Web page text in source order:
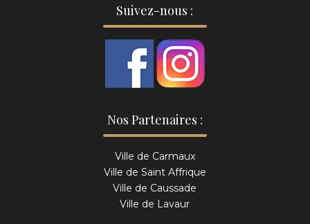
Suivez-nous :
Nos Partenaires :
Ville de Carmaux
Ville de Saint Affrique
Ville de Caussade
Ville de Lavaur